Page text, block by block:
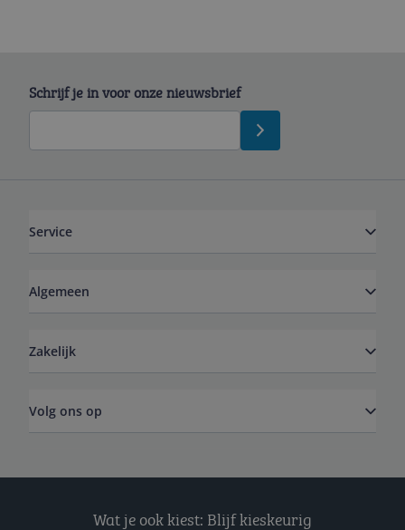
Schrijf je in voor onze nieuwsbrief
Service
Algemeen
Zakelijk
Volg ons op
Wat je ook kiest: Blijf kieskeurig